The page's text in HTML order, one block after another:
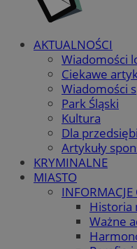
AKTUALNOŚCI
Wiadomości
Ciekawe
Wiadomości
Park Śląski
Kultura
Dla
Artykuły
KRYMINALNE
MIASTO
INFORMACJE
Historia
Ważne